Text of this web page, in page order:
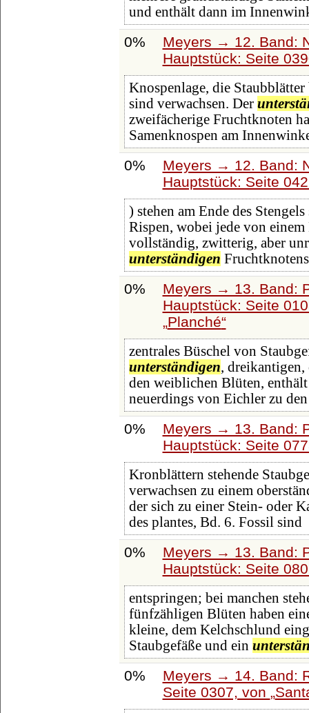
und enthält dann im
0%
Meyers → 12. Band:
Hauptstück: Seite
Knospenlage, die
sind verwachsen. Der
zweifächerige Fruchtknoten
Samenknospen am
0%
Meyers → 12. Band:
Hauptstück: Seite
) stehen am Ende des
Rispen, wobei jede von
vollständig, zwitterig, aber
unterständigen
0%
Meyers → 13. Band:
Hauptstück: Seite
Planché
zentrales Büschel von
unterständigen,
den weiblichen Blüten,
neuerdings von Eichler zu
0%
Meyers → 13. Band:
Hauptstück: Seite
Kronblättern stehende
verwachsen zu einem
der sich zu einer Stein- oder
des plantes, Bd. 6. Fossil sind
0%
Meyers → 13. Band:
Hauptstück: Seite
entspringen; bei manchen
fünfzähligen Blüten haben
kleine, dem Kelchschlund
Staubgefäße und ein
0%
Meyers → 14. Band:
Seite 0307, von